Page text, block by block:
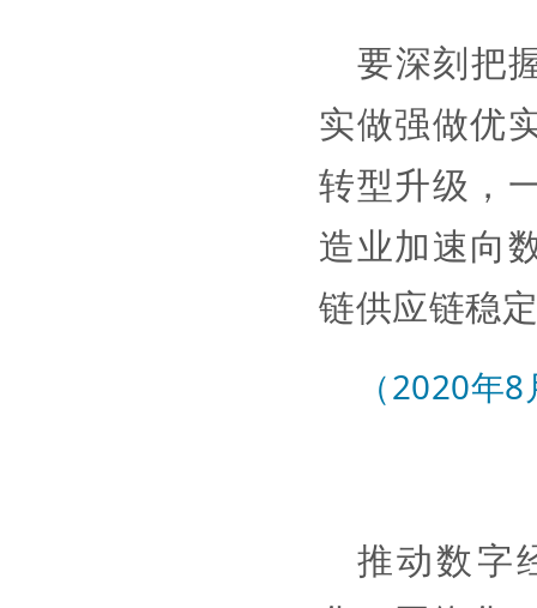
要深刻把
实做强做优
转型升级，
造业加速向
链供应链稳
（2020年
推动数字